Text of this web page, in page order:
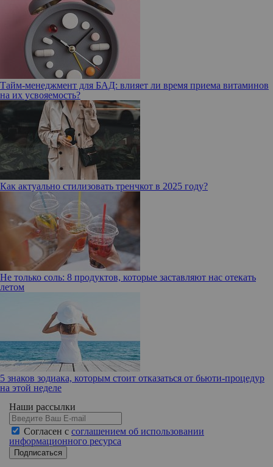
Тайм-менеджмент для БАД: влияет ли время приема витаминов
на их усвояемость?
Как актуально стилизовать тренчкот в 2025 году?
Не только соль: 8 продуктов, которые заставляют нас отекать
летом
5 знаков зодиака, которым стоит отказаться от бьюти-процедур
на этой неделе
Наши рассылки
Согласен с соглашением об использовании
информационного ресурса
Подписаться